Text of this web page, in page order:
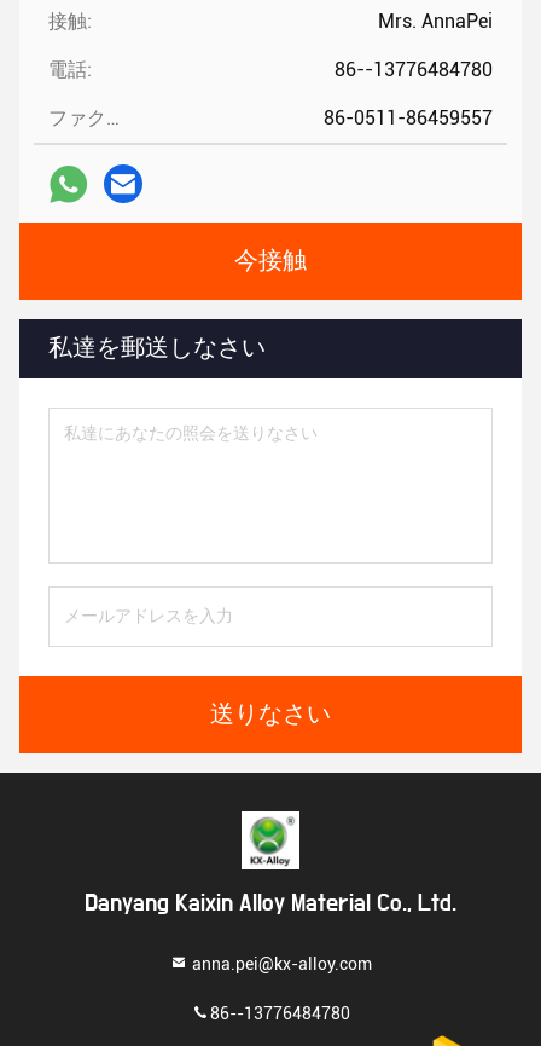
接触: Mrs. AnnaPei
電話: 86--13776484780
ファクシミリ: 86-0511-86459557
今接触
私達を郵送しなさい
送りなさい
Danyang Kaixin Alloy Material Co., Ltd.
anna.pei@kx-alloy.com
86--13776484780